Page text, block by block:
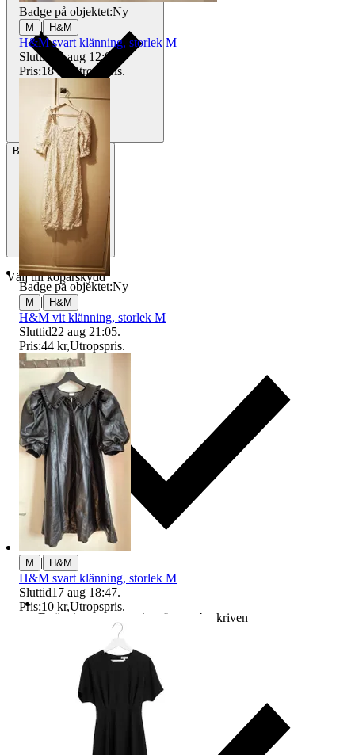
BetalningVia Tradera
Välj till köparskydd
Ersättning om varan inte är som beskriven
Badge på objektet:Ny
M | H&M
H&M svart klänning, storlek M
Sluttid
15 aug 12:00
Pris:18 kr Utropspris.
Badge på objektet:Ny
M | H&M
H&M vit klänning, storlek M
Sluttid22 aug 21:05.
Pris:44 kr,Utropspris.
M | H&M
H&M svart klänning, storlek M
Sluttid17 aug 18:47.
Pris:10 kr,Utropspris.